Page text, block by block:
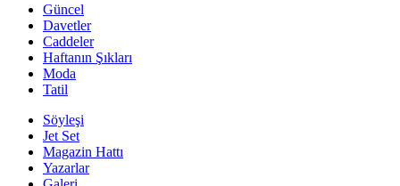
Güncel
Davetler
Caddeler
Haftanın Şıkları
Moda
Tatil
Söyleşi
Jet Set
Magazin Hattı
Yazarlar